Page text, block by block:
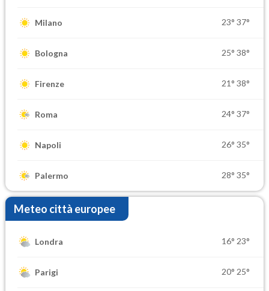
Milano 23° 37°
Bologna 25° 38°
Firenze 21° 38°
Roma 24° 37°
Napoli 26° 35°
Palermo 28° 35°
Meteo città europee
Londra 16° 23°
Parigi 20° 25°